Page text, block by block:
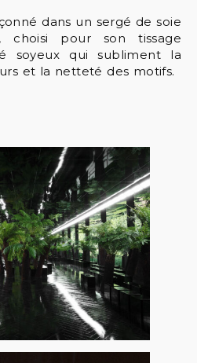
dans un sergé de soie
choisi pour son tissage
soyeux qui subliment la
et la netteté des motifs.